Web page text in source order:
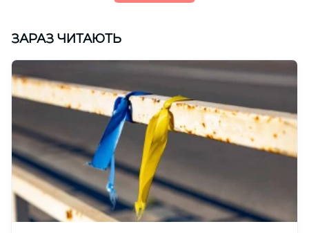
ЗАРАЗ ЧИТАЮТЬ